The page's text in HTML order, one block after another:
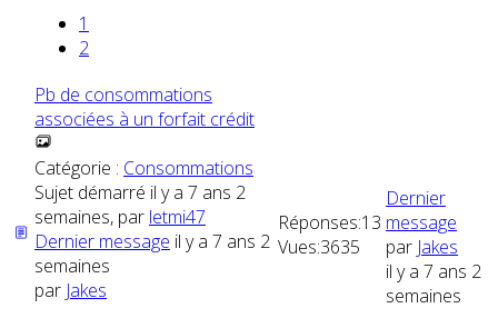
1
2
Pb de consommations
associées à un forfait crédit
Catégorie : Consommations
Sujet démarré il y a 7 ans 2
semaines, par letmi47
Dernier message il y a 7 ans 2
semaines
par Jakes
Réponses:13
Vues:3635
Dernier
message
par Jakes
il y a 7 ans 2
semaines